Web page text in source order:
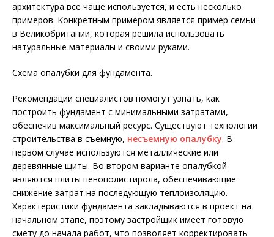
архитектура все чаще используется, и есть несколько
примеров. Конкретным примером является пример семьи
в Великобритании, которая решила использовать
натуральные материалы и своими руками.
Схема опалубки для фундамента.
Рекомендации специалистов помогут узнать, как
построить фундамент с минимальными затратами,
обеспечив максимальный ресурс. Существуют технологии
строительства в съемную, несъемную опалубку. В
первом случае используются металлические или
деревянные щиты. Во втором варианте опалубкой
являются плиты пенополистирола, обеспечивающие
снижение затрат на последующую теплоизоляцию.
Характеристики фундамента закладываются в проект на
начальном этапе, поэтому застройщик имеет готовую
смету до начала работ, что позволяет корректировать